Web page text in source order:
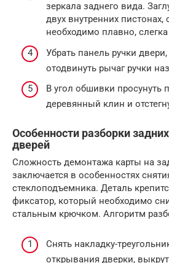
зеркала заднего вида.
двух внутренних пистонах,
необходимо плавно,
Убрать панель ручки
отодвинуть рычаг ручки
В угол обшивки просунуть
деревянный клин и
Особенности разборки
дверей
Сложность демонтажа карты на
заключается в особенностях
стеклоподъемника. Деталь
фиксатор, который необходимо
стальным крючком. Алгоритм
Снять накладку-
открывания дверки,